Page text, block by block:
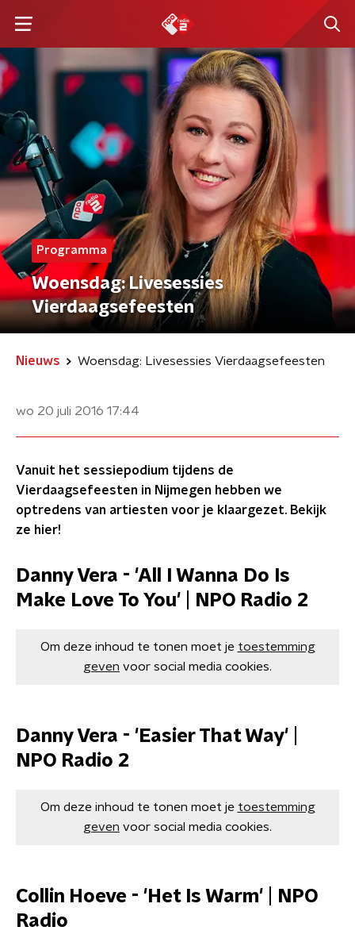
Programma
Woensdag: Livesessies
Vierdaagsefeesten
Nieuws Woensdag: Livesessies Vierdaagsefeesten
wo 20 juli 2016 17:44
Vanuit het sessiepodium tijdens de
Vierdaagsefeesten in Nijmegen hebben we
optredens van artiesten voor je klaargezet. Bekijk
ze hier!
Danny Vera - 'All I Wanna Do Is
Make Love To You' | NPO Radio 2
Om deze inhoud te tonen moet je toestemming
geven voor social media cookies.
Danny Vera - 'Easier That Way' |
NPO Radio 2
Om deze inhoud te tonen moet je toestemming
geven voor social media cookies.
Collin Hoeve - 'Het Is Warm' | NPO
Radio